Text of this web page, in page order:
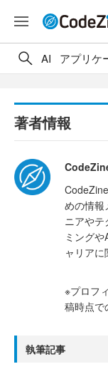
AI アプリケ
著者情報
めの情報
ニアやテ
ミング
ャリアに
※プロフ
稿時点で
執筆記事